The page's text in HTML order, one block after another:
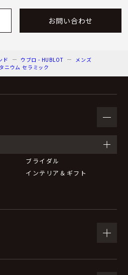
お問い合わせ
ド ウブロ - HUBLOT
メンズ
ニウム セラミック
ブライダル
インテリア＆ギフト